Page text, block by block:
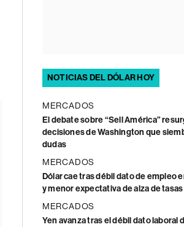
NOTICIAS DEL DÓLAR HOY
MERCADOS
El debate sobre “Sell América”
decisiones de Washington que
dudas
MERCADOS
Dólar cae tras débil dato de empleo
y menor expectativa de alza de tasas
MERCADOS
Yen avanza tras el débil dato laboral